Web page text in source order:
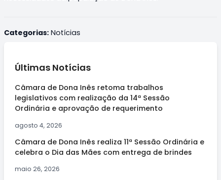
Categorias: Notícias
Últimas Notícias
Câmara de Dona Inês retoma trabalhos
legislativos com realização da 14ª Sessão
Ordinária e aprovação de requerimento
agosto 4, 2026
Câmara de Dona Inês realiza 11ª Sessão Ordinária e
celebra o Dia das Mães com entrega de brindes
maio 26, 2026